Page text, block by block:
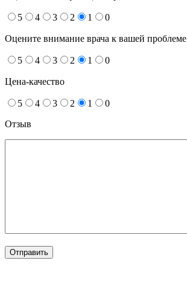
5 4 3 2 1 0
Оцените внимание врача к вашей проблеме
5 4 3 2 1 0
Цена-качество
5 4 3 2 1
0
Отзыв